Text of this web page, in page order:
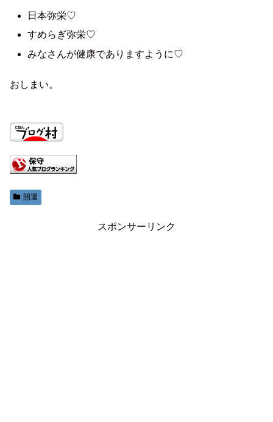
日本弥栄♡
すめらぎ弥栄♡
みなさんが健康でありますように♡
おしまい。
開運
スポンサーリンク